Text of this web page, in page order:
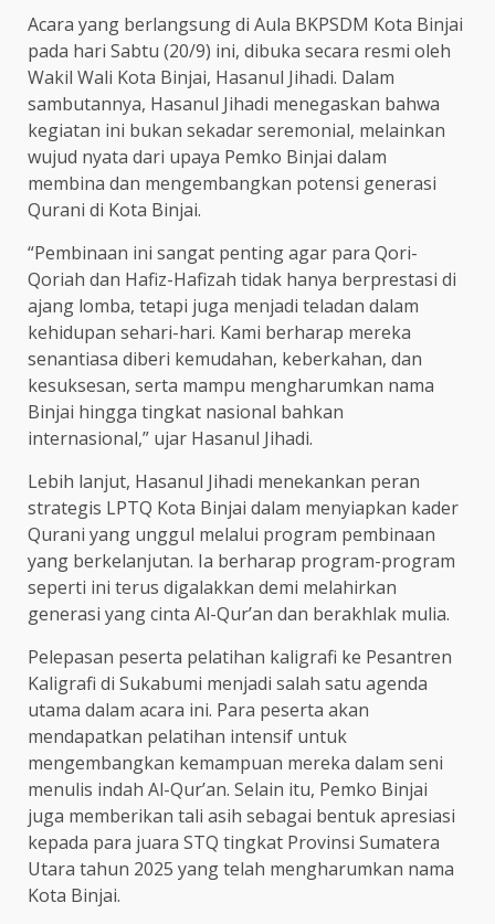
Acara yang berlangsung di Aula BKPSDM Kota Binjai
pada hari Sabtu (20/9) ini, dibuka secara resmi oleh
Wakil Wali Kota Binjai, Hasanul Jihadi. Dalam
sambutannya, Hasanul Jihadi menegaskan bahwa
kegiatan ini bukan sekadar seremonial, melainkan
wujud nyata dari upaya Pemko Binjai dalam
membina dan mengembangkan potensi generasi
Qurani di Kota Binjai.
“Pembinaan ini sangat penting agar para Qori-
Qoriah dan Hafiz-Hafizah tidak hanya berprestasi di
ajang lomba, tetapi juga menjadi teladan dalam
kehidupan sehari-hari. Kami berharap mereka
senantiasa diberi kemudahan, keberkahan, dan
kesuksesan, serta mampu mengharumkan nama
Binjai hingga tingkat nasional bahkan
internasional,” ujar Hasanul Jihadi.
Lebih lanjut, Hasanul Jihadi menekankan peran
strategis LPTQ Kota Binjai dalam menyiapkan kader
Qurani yang unggul melalui program pembinaan
yang berkelanjutan. Ia berharap program-program
seperti ini terus digalakkan demi melahirkan
generasi yang cinta Al-Qur’an dan berakhlak mulia.
Pelepasan peserta pelatihan kaligrafi ke Pesantren
Kaligrafi di Sukabumi menjadi salah satu agenda
utama dalam acara ini. Para peserta akan
mendapatkan pelatihan intensif untuk
mengembangkan kemampuan mereka dalam seni
menulis indah Al-Qur’an. Selain itu, Pemko Binjai
juga memberikan tali asih sebagai bentuk apresiasi
kepada para juara STQ tingkat Provinsi Sumatera
Utara tahun 2025 yang telah mengharumkan nama
Kota Binjai.